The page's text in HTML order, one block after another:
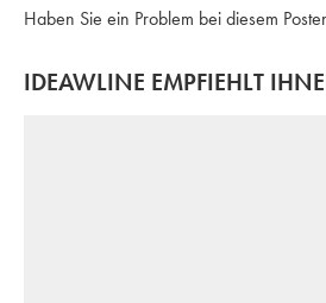
Haben Sie ein Problem bei diesem
IDEAWLINE EMPFIEHLT